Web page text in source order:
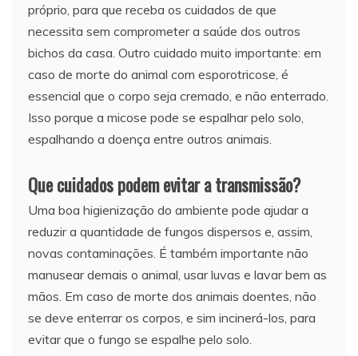
próprio, para que receba os cuidados de que
necessita sem comprometer a saúde dos outros
bichos da casa. Outro cuidado muito importante: em
caso de morte do animal com esporotricose, é
essencial que o corpo seja cremado, e não enterrado.
Isso porque a micose pode se espalhar pelo solo,
espalhando a doença entre outros animais.
Que cuidados podem evitar a transmissão?
Uma boa higienização do ambiente pode ajudar a
reduzir a quantidade de fungos dispersos e, assim,
novas contaminações. É também importante não
manusear demais o animal, usar luvas e lavar bem as
mãos. Em caso de morte dos animais doentes, não
se deve enterrar os corpos, e sim incinerá-los, para
evitar que o fungo se espalhe pelo solo.